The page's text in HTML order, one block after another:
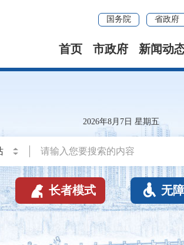
国务院 省政府
首页 市政府 新闻动
2026年8月7日 星期五
 长者模式  无